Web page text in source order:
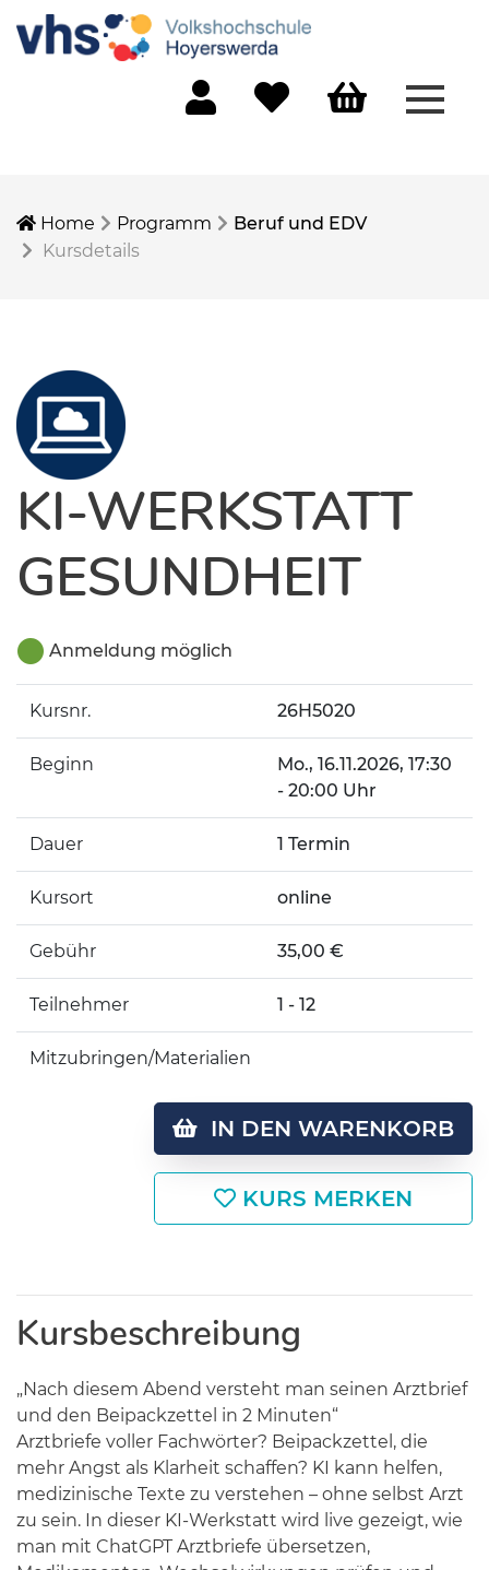
Home Programm
Beruf und EDV
Kursdetails
KI-WERKSTATT
GESUNDHEIT
Anmeldung möglich
Kursnr. 26H5020
Beginn Mo., 16.11.2026, 17:30
- 20:00 Uhr
Dauer 1 Termin
Kursort online
Gebühr 35,00 €
Teilnehmer 1 - 12
Mitzubringen/Materialien
IN DEN WARENKORB
KURS MERKEN
Kursbeschreibung
„Nach diesem Abend versteht man seinen Arztbrief
und den Beipackzettel in 2 Minuten“
Arztbriefe voller Fachwörter? Beipackzettel, die
mehr Angst als Klarheit schaffen? KI kann helfen,
medizinische Texte zu verstehen – ohne selbst Arzt
zu sein. In dieser KI-Werkstatt wird live gezeigt, wie
man mit ChatGPT Arztbriefe übersetzen,